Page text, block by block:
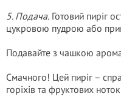
5. Подача. Готовий пиріг
цукровою пудрою або
Подавайте з чашкою
Смачного! Цей пиріг –
горіхів та фруктових ноток